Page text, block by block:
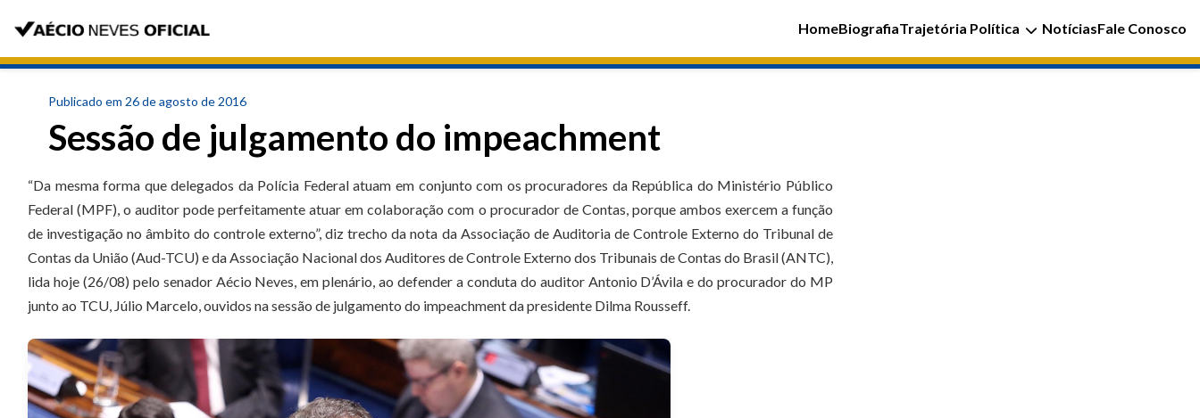
HomeBiografiaTrajetória Política NotíciasFale Conosco
Publicado em 26 de agosto de 2016
Sessão de julgamento do impeachment
“Da mesma forma que delegados da Polícia Federal atuam em conjunto com os procuradores da República do Ministério Público
Federal (MPF), o auditor pode perfeitamente atuar em colaboração com o procurador de Contas, porque ambos exercem a função
de investigação no âmbito do controle externo”, diz trecho da nota da Associação de Auditoria de Controle Externo do Tribunal de
Contas da União (Aud-TCU) e da Associação Nacional dos Auditores de Controle Externo dos Tribunais de Contas do Brasil (ANTC),
lida hoje (26/08) pelo senador Aécio Neves, em plenário, ao defender a conduta do auditor Antonio D’Ávila e do procurador do MP
junto ao TCU, Júlio Marcelo, ouvidos na sessão de julgamento do impeachment da presidente Dilma Rousseff.